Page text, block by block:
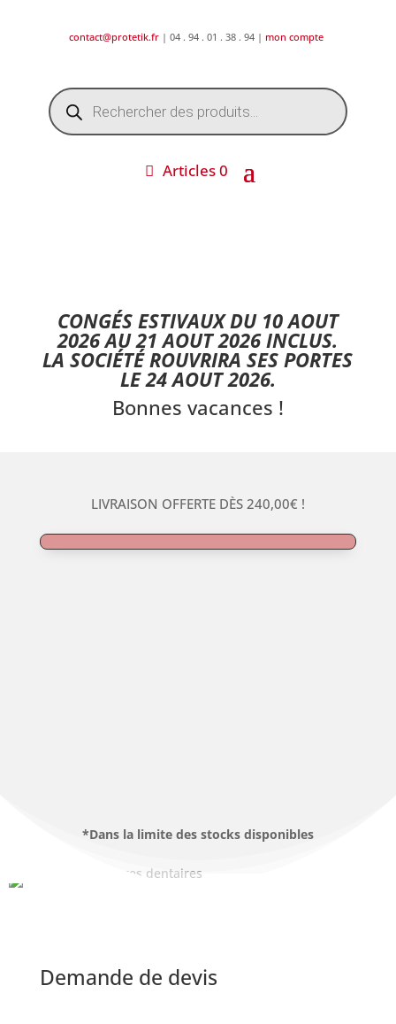
contact@protetik.fr | 04 . 94 . 01 . 38 . 94 | mon compte
Recherche
de
produits
Articles 0
CONGÉS ESTIVAUX DU 10 AOUT
2026 AU 21 AOUT 2026 INCLUS.
LA SOCIÉTÉ ROUVRIRA SES PORTES
LE 24 AOUT 2026.
Bonnes vacances !
LIVRAISON OFFERTE DÈS240,00€ !
*Dans la limite des stocks disponibles
Demande de devis